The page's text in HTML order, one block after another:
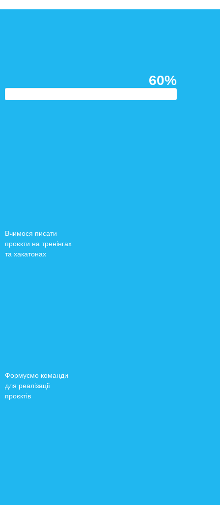
60%
Вчимося писати
проєкти на тренінгах
та хакатонах
Формуємо команди
для реалізації
проєктів